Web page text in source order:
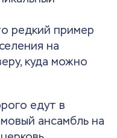
редкий пример
на
куда можно
едут в
ансамбль на